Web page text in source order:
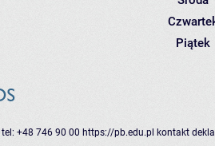
Piątek
tel: +48 746 90 00 https://pb.edu.pl kontakt